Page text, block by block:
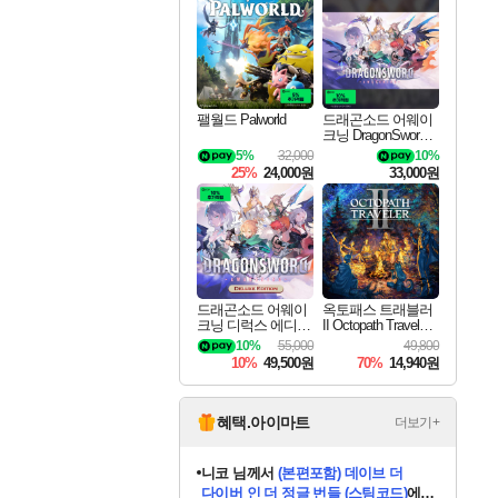
최대 90% 할인가를 만나보세요!
네이버혜택과 함께 만나보세요!
50%할인&추가 적립까지!
이니&베니 혜택까지!
네이버 혜택가와 함께 예약하세요!
할인&네이버혜택으로 만나보세요!
네이버페이 혜택과 만나보세요!
40주년 프로모션으로 만나보세요!
할인가에 만나보세요!
일부 에디션 상시 할인!
혜택으로 예약 판매 중
편안하게 충전하세요
팰월드 Palworld
32,000
5%
25% 24,000원
드래곤소드 어웨이
크닝 DragonSword A
10%
33,000원
드래곤소드 어웨이
크닝 디럭스 에디션
DragonSword Awake
ning Deluxe Edition
55,000
10%
10% 49,500원
옥토패스 트래블러
II Octopath Traveler I
49,800
70% 14,940원
혜택.아이마트 더보기+
니코님께서 (본편포함) 데이브 더
다이버 인 더 정글 번들 (스팀코드)에